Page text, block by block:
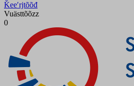
Ǩeeʹrjtõõđ
Vuästtõõzz
0